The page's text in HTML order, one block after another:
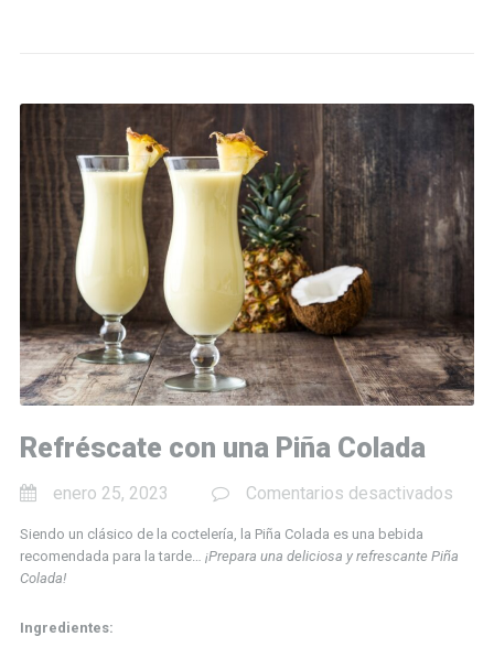
Refréscate con una Piña Colada
enero 25, 2023 Comentarios desactivadosen
Siendo un clásico de la coctelería, la Piña Colada es una bebida
recomendada para la tarde… ¡Prepara una deliciosa y refrescante Piña
Colada!
Ingredientes: